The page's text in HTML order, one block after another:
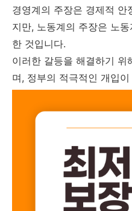
경영계의 주장은 경제적 안
지만, 노동계의 주장은 노
한 것입니다.
이러한 갈등을 해결하기
며, 정부의 적극적인 개입